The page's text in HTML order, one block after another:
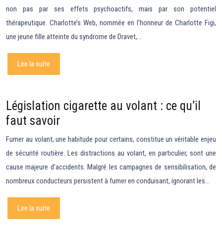
non pas par ses effets psychoactifs, mais par son potentiel
thérapeutique. Charlotte’s Web, nommée en l’honneur de Charlotte Figi,
une jeune fille atteinte du syndrome de Dravet,…
Lire la suite
Législation cigarette au volant : ce qu’il
faut savoir
Fumer au volant, une habitude pour certains, constitue un véritable enjeu
de sécurité routière. Les distractions au volant, en particulier, sont une
cause majeure d’accidents. Malgré les campagnes de sensibilisation, de
nombreux conducteurs persistent à fumer en conduisant, ignorant les…
Lire la suite